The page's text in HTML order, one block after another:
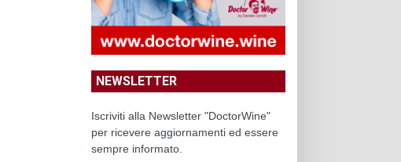
NEWSLETTER
Iscriviti alla Newsletter "DoctorWine"
per ricevere aggiornamenti ed essere
sempre informato.